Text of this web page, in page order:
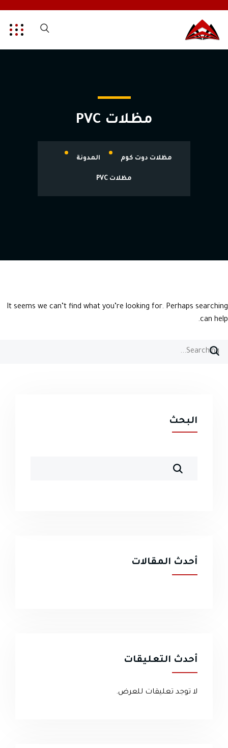
مظلات PVC
مظلات دوت كوم المدونة
مظلات PVC
It seems we can’t find what you’re looking for. Perhaps searching
can help.
Search
for:
البحث
أحدث المقالات
أحدث التعليقات
لا توجد تعليقات للعرض.